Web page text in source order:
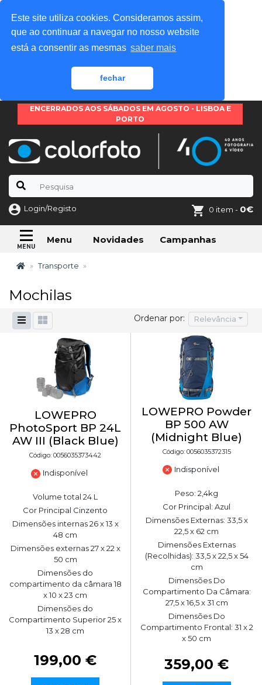
Este site utiliza cookies. Consideramos assim,
que ao continuar a navegar no nosso website
está a consentir as mesmas saber mais
fechar
ENCERRADOS AOS SÁBADOS EM AGOSTO - LISBOA E
PORTO
Login/Registo 0 item - 0€
Menu Novidades Campanhas
Transporte
Mochilas
Ordenar por: Relevância
LOWEPRO
PhotoSport BP 24L
AW III (Black Blue)
Código: 0056035373442
Indisponível
Volume total 24 L
Cor Principal Cinzento
Dimensões internas 26 x 13 x
48 cm
Dimensões externas 27 x 22 x
50 cm
Dimensões do
compartimento da câmara 18
x 10 x 23 cm
Dimensões do
Compartimento Superior 25 x
13 x 28 cm
199,00 €
LOWEPRO Powder
BP 500 AW
(Midnight Blue)
Código: 0056035372315
Indisponível
Peso: 2,4kg
Cor Principal: Azul
Dimensões Externas: 33,5 x
22,5 x 62 cm
Dimensões Externas
(Recolhidas): 33,5 x 22,5 x 54
cm
Dimensões Do
Compartimento Da Câmara:
27,5 x 16,5 x 31 cm
Dimensões Do
Compartimento Frontal: 31 x 2
x 50 cm
359,00 €